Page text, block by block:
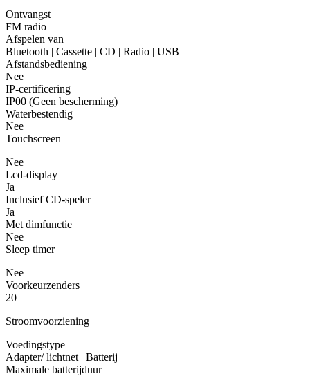
Ontvangst
FM radio
Afspelen van
Bluetooth | Cassette | CD | Radio | USB
Afstandsbediening
Nee
IP-certificering
IP00 (Geen bescherming)
Waterbestendig
Nee
Touchscreen
Nee
Lcd-display
Ja
Inclusief CD-speler
Ja
Met dimfunctie
Nee
Sleep timer
Nee
Voorkeurzenders
20
Stroomvoorziening
Voedingstype
Adapter/ lichtnet | Batterij
Maximale batterijduur